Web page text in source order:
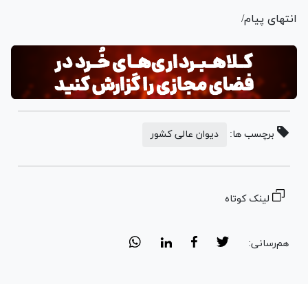
انتهای پیام/
برچسب ها: دیوان عالی کشور
لینک کوتاه
هم‌رسانی: